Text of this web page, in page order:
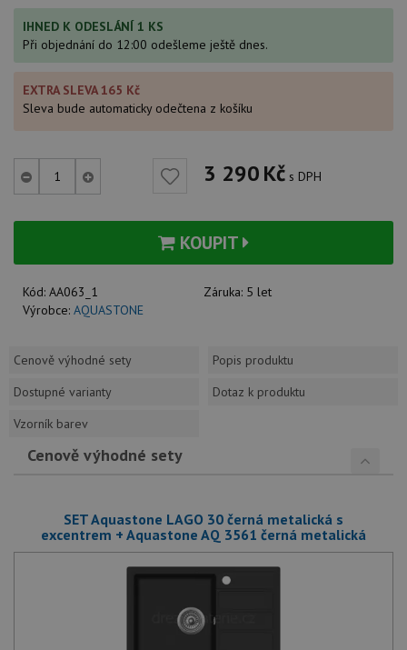
IHNED K ODESLÁNÍ 1 KS
Při objednání do 12:00 odešleme ještě dnes.
EXTRA SLEVA 165 Kč
Sleva bude automaticky odečtena z košíku
3 290Kč s DPH
KOUPIT
Kód: AA063_1 Záruka: 5 let
Výrobce: AQUASTONE
Cenově výhodné sety
Popis produktu
Dostupné varianty
Dotaz k produktu
Vzorník barev
Cenově výhodné sety
SET Aquastone LAGO 30 černá metalická s
excentrem + Aquastone AQ 3561 černá metalická